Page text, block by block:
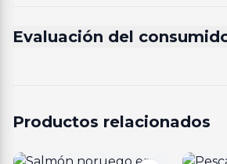
Evaluación del
Productos relacionados